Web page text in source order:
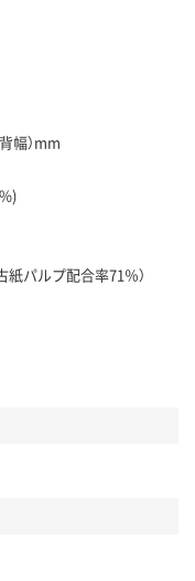
幅）mm
紙パルプ配合率71％）